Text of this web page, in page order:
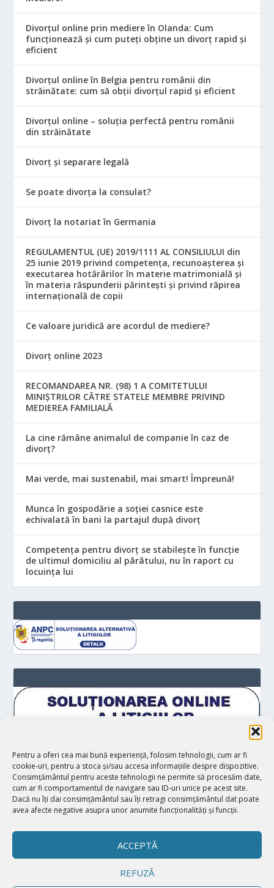
Pentru a oferi cea mai bună experiență, folosim tehnologii, cum ar fi
cookie-uri, pentru a stoca și/sau accesa informațiile despre dispozitive.
Consimțământul pentru aceste tehnologii ne permite să procesăm date,
cum ar fi comportamentul de navigare sau ID-uri unice pe acest site.
Dacă nu îți dai consimțământul sau îți retragi consimțământul dat poate
avea afecte negative asupra unor anumite funcționalități și funcții.
ACCEPTĂ
REFUZĂ
Divorțul online prin mediere în Olanda: Cum
funcționează și cum puteți obține un divorț rapid și
eficient
Divorțul online în Belgia pentru românii din
străinătate: cum să obții divorțul rapid și eficient
Divorțul online – soluția perfectă pentru românii
din străinătate
Divorț și separare legală
Se poate divorța la consulat?
Divorț la notariat în Germania
REGULAMENTUL (UE) 2019/1111 AL CONSILIULUI din
25 iunie 2019 privind competența, recunoașterea și
executarea hotărârilor în materie matrimonială și
în materia răspunderii părintești și privind răpirea
internațională de copii
Ce valoare juridică are acordul de mediere?
Divorț online 2023
RECOMANDAREA NR. (98) 1 A COMITETULUI
MINIŞTRILOR CĂTRE STATELE MEMBRE PRIVIND
MEDIEREA FAMILIALĂ
La cine rămâne animalul de companie în caz de
divorț?
Mai verde, mai sustenabil, mai smart! Împreună!
Munca în gospodărie a soției casnice este
echivalată în bani la partajul după divorț
Competența pentru divorț se stabilește în funcție
de ultimul domiciliu al pârâtului, nu în raport cu
locuinţa lui
Proiectat deElegant Themes| Realizat deWordPress